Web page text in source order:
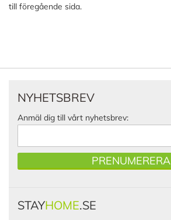
till föregående sida.
NYHETSBREV
Anmäl dig till vårt nyhetsbrev:
PRENUMERERA
STAYHOME.SE